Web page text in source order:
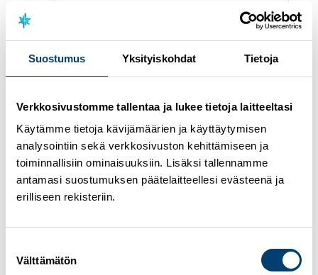
Suostumus Yksityiskohdat Tietoja
Verkkosivustomme tallentaa ja lukee tietoja laitteeltasi
Käytämme tietoja kävijämäärien ja käyttäytymisen
analysointiin sekä verkkosivuston kehittämiseen ja
toiminnallisiin ominaisuuksiin. Lisäksi tallennamme
antamasi suostumuksen päätelaitteellesi evästeenä ja
erilliseen rekisteriin.
valinta
Välttämätön
kerkesi kaveri sivulta blokkaamaan ja jäin hitaaseen
peesiin. Tuollaisessa loppukirissä yksikin virhe
mielin jatkaa tästä eteenpäin.”
Hirvonen sijoittui lopulta sijalle 10.
”Lopputuloksena hyvä päivä, top 10 sijoitukseen pitää
olla tyytyväinen. Hyppääminen ei ollut hohdokasta,
yritin tehdä vähän enemmän kun kerralla on
mahdollista. Onneksi eroa keulaa oli niin vähän, että
se oli mahdollista hiihtää kiinni. Oli ihan hyvin energiaa
lopussa, porukkaa oli vaan liikaa edessä, etten päässyt
Uransa parhaimpaan sijoitukseen maailmancupissa
yltänyt Perttu Reponen uskoi, että mäessä olisi ollut